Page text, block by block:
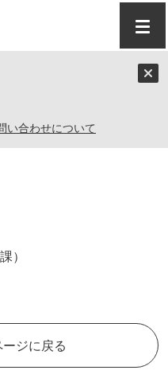
い合わせについて
）
ジに戻る